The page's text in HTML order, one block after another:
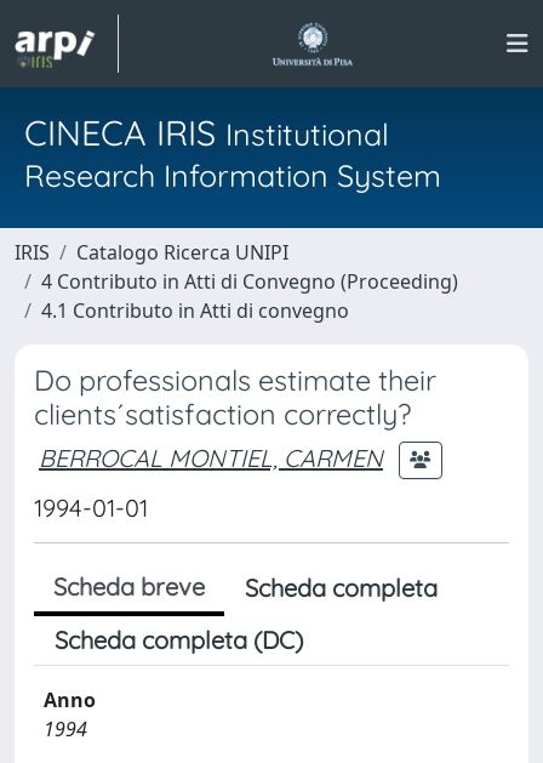
CINECA IRIS Institutional
Research Information System
IRIS
Catalogo Ricerca UNIPI
4 Contributo in Atti di Convegno (Proceeding)
4.1 Contributo in Atti di convegno
Do professionals estimate their
clients´satisfaction correctly?
BERROCAL MONTIEL, CARMEN
1994-01-01
Scheda breve
Scheda completa
Scheda completa (DC)
Anno
1994